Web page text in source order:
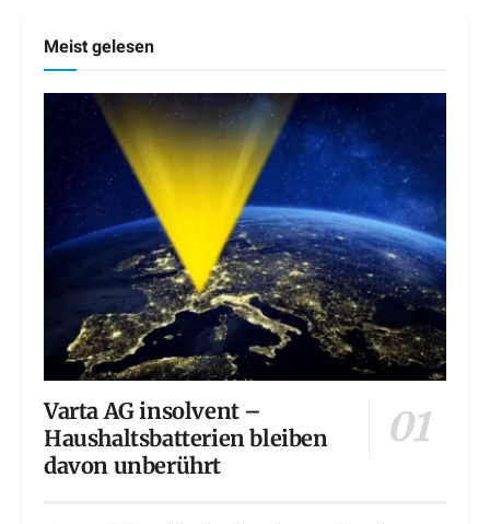
Meist gelesen
Varta AG insolvent –
Haushaltsbatterien bleiben
davon unberührt